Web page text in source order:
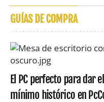
GUÍAS DE COMPRA
El PC perfecto para dar
mínimo histórico en